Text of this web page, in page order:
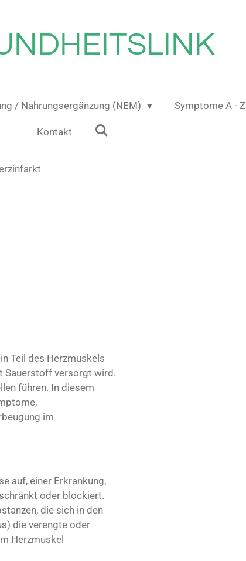
/ Nahrungsergänzung (NEM) Symptome A - Z
Kontakt
Teil des Herzmuskels
Sauerstoff versorgt wird.
führen. In diesem
im
auf, einer Erkrankung,
oder blockiert.
die sich in den
die verengte oder
Herzmuskel